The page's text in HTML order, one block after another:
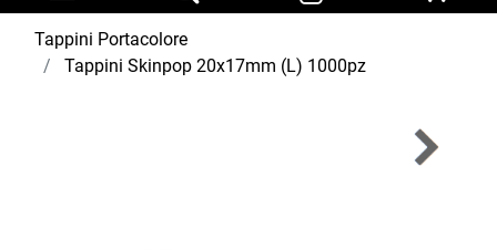
Tappini Portacolore
Tappini Skinpop 20x17mm (L) 1000pz